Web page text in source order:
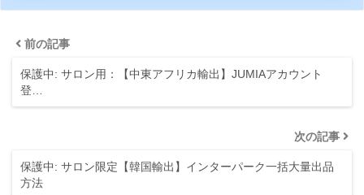
前の記事
保護中: サロン用：【中東アフリカ輸出】JUMIAアカウント
登…
次の記事
保護中: サロン限定【韓国輸出】インターパーク一括大量出品
方法